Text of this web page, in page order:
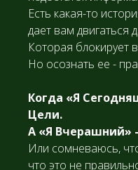
Есть какая-то
дает вам двигаться
Которая блокирует
Но осознать ее -
Когда «Я
Цели.
А «Я Вчерашний»
Или сомневаюсь,
что это не